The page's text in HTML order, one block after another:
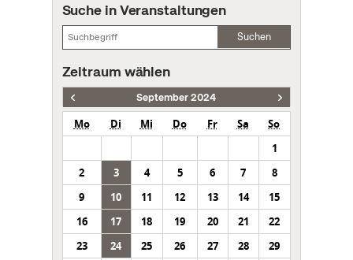
Suche in Veranstaltungen
Suchen
Zeitraum wählen
September 2024
Mo Di Mi Do Fr Sa
So
1
2
3 4 5 6 7
8
9
10 11 12 13 14
15
16
17 18 19 20 21
22
23
24 25 26 27 28
29